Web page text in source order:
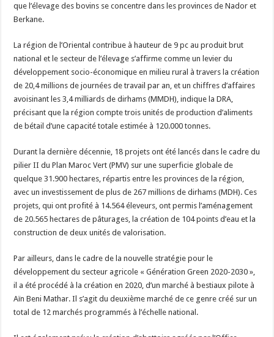
que l’élevage des bovins se concentre dans les provinces de Nador et
Berkane.
La région de l’Oriental contribue à hauteur de 9 pc au produit brut
national et le secteur de l’élevage s’affirme comme un levier du
développement socio-économique en milieu rural à travers la création
de 20,4 millions de journées de travail par an, et un chiffres d’affaires
avoisinant les 3,4 milliards de dirhams (MMDH), indique la DRA,
précisant que la région compte trois unités de production d’aliments
de bétail d’une capacité totale estimée à 120.000 tonnes.
Durant la dernière décennie, 18 projets ont été lancés dans le cadre du
pilier II du Plan Maroc Vert (PMV) sur une superficie globale de
quelque 31.900 hectares, répartis entre les provinces de la région,
avec un investissement de plus de 267 millions de dirhams (MDH). Ces
projets, qui ont profité à 14.564 éleveurs, ont permis l’aménagement
de 20.565 hectares de pâturages, la création de 104 points d’eau et la
construction de deux unités de valorisation.
Par ailleurs, dans le cadre de la nouvelle stratégie pour le
développement du secteur agricole « Génération Green 2020-2030 »,
il a été procédé à la création en 2020, d’un marché à bestiaux pilote à
Aïn Beni Mathar. Il s’agit du deuxième marché de ce genre créé sur un
total de 12 marchés programmés à l’échelle national.